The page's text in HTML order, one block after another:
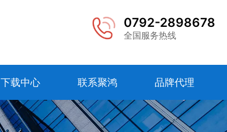
0792-2898678
全国服务热线
下载中心 联系聚鸿 品牌代理